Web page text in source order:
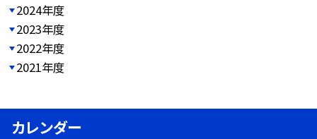
2024年度
2023年度
2022年度
2021年度
カレンダー